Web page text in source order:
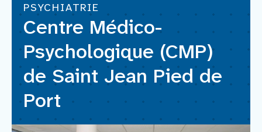
Offre de soins
Agir pour ma santé
Vous êtes
PSYCHIATRIE
Centre Médico-
Psychologique (CMP)
de Saint Jean Pied de
Port